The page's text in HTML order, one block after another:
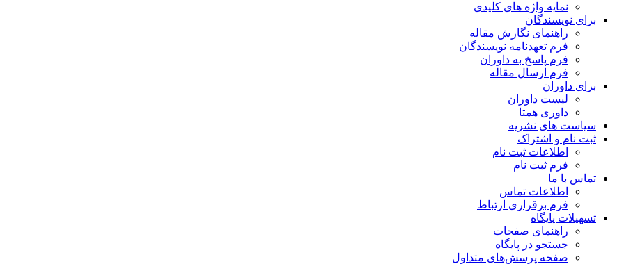
نمایه واژه های کلیدی
برای نویسندگان
راهنمای نگارش مقاله
فرم تعهدنامه نویسندگان
فرم پاسخ به داوران
فرم ارسال مقاله
برای داوران
لیست داوران
داوری همتا
سیاست های نشریه
ثبت نام و اشتراک
اطلاعات ثبت نام
فرم ثبت نام
تماس با ما
اطلاعات تماس
فرم برقراری ارتباط
تسهیلات پایگاه
راهنمای صفحات
جستجو در پایگاه
صفحه پرسش‌های متداول